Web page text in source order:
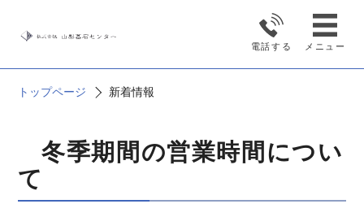
電話する メニュー
トップページ 新着情報
冬季期間の営業時間につい
て